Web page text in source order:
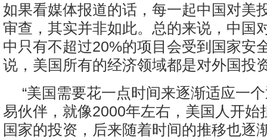
如果看媒体报道的话，每一起中国对美
审查，其实并非如此。总的来说，中国
中只有不超过20%的项目会受到国家安
说，美国所有的经济领域都是对外国投
“美国需要花一点时间来逐渐适应一
易伙伴，就像2000年左右，美国人开始
国家的投资，后来随着时间的推移也逐